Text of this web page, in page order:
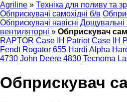
Agriline » Техніка для поливу та
Обприскувачі самохідні б/в
Обприскувачі навісні
вентиляторні » Обприскувач
RAPTOR Case IH Patriot Case IH
Fendt Rogator 655 Hardi Alpha
4730 John Deere 4830 Tecnoma
Обприскувач